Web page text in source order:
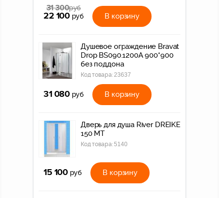
31 300руб
22 100 руб В корзину
Душевое ограждение Bravat
Drop BS090.1200A 900*900
без поддона
Код товара:23637
31 080 руб В корзину
Дверь для душа River DREIKE
150 МТ
Код товара:5140
15 100 руб В корзину